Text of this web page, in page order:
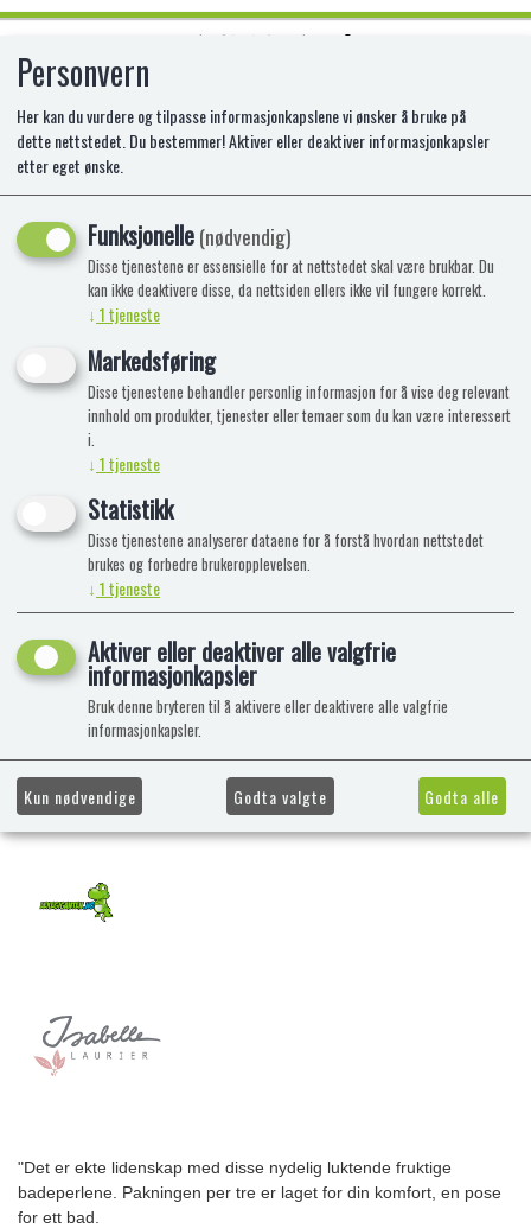
3 PERLE ROSA BADEOLJE PERLER -
ROSER
Rosa - Roser 3x4g
"Det er ekte lidenskap med disse nydelig luktende fruktige
badeperlene. Pakningen per tre er laget for din komfort, en pose
for ett bad.
Personvern
Her kan du vurdere og tilpasse informasjonkapslene vi ønsker å bruke på
dette nettstedet. Du bestemmer! Aktiver eller deaktiver informasjonkapsler
etter eget ønske.
Funksjonelle(nødvendig)
Disse tjenestene er essensielle for at nettstedet skal være brukbar. Du
kan ikke deaktivere disse, da nettsiden ellers ikke vil fungere korrekt.
↓ 1tjeneste
Markedsføring
Disse tjenestene behandler personlig informasjon for å vise deg relevant
innhold om produkter, tjenester eller temaer som du kan være interessert
i.
↓ 1tjeneste
Statistikk
Disse tjenestene analyserer dataene for å forstå hvordan nettstedet
brukes og forbedre brukeropplevelsen.
↓ 1tjeneste
Aktiver eller deaktiver alle valgfrie
informasjonkapsler
Bruk denne bryteren til å aktivere eller deaktivere alle valgfrie
informasjonkapsler.
Kun nødvendige Godta valgte Godta alle